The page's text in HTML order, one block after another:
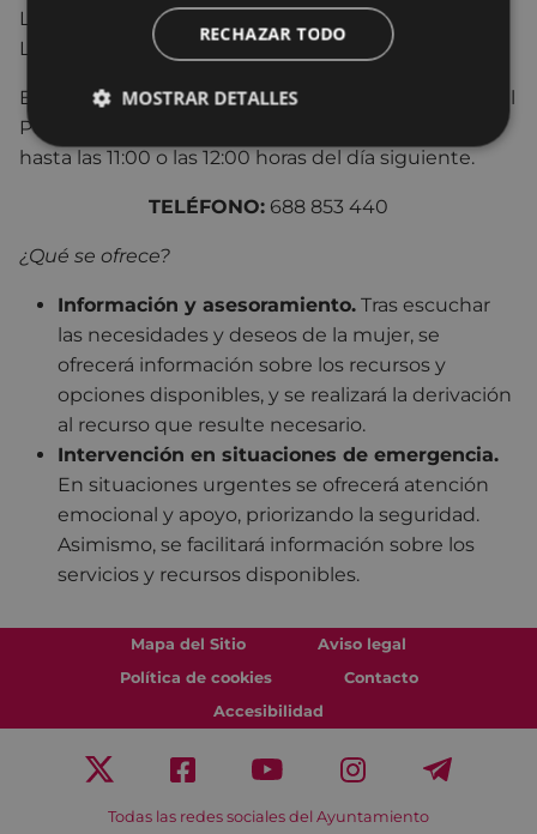
Los días 19 y 20 de junio, de 23:00 a 11:00 horas.
Los días 23 y 24 de junio, de 00:00 a 12:00 horas.
El servicio se activará coincidiendo con el horario del
Punto Morado y permanecerá en funcionamiento
hasta las 11:00 o las 12:00 horas del día siguiente.
TELÉFONO: 688 853 440
¿Qué se ofrece?
Información y asesoramiento. Tras escuchar
las necesidades y deseos de la mujer, se
ofrecerá información sobre los recursos y
opciones disponibles, y se realizará la derivación
al recurso que resulte necesario.
Intervención en situaciones de emergencia.
En situaciones urgentes se ofrecerá atención
emocional y apoyo, priorizando la seguridad.
Asimismo, se facilitará información sobre los
servicios y recursos disponibles.
Mapa del Sitio
Aviso legal
Política de cookies
Contacto
Accesibilidad
Todas las redes sociales del Ayuntamiento
RECHAZAR TODO
MOSTRAR DETALLES